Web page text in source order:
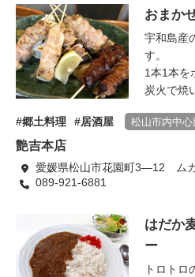
おまか
宇和島産
す。
1本1本を
炭火で焼
郷土料理 居酒屋 松山市内中心
艶吉本店
愛媛県松山市花園町3―12 ム
089-921-6881
はだか
ー
トロトロ